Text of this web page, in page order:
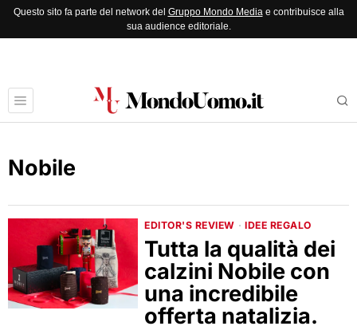
Questo sito fa parte del network del Gruppo Mondo Mediae contribuisce alla
sua audience editoriale.
Nobile
EDITOR'S REVIEW · IDEE REGALO
Tutta la qualità dei
calzini Nobile con
una incredibile
offerta natalizia.